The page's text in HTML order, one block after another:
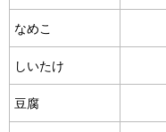
なめこ
しいたけ
豆腐